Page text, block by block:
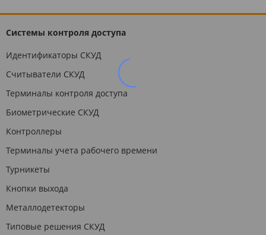
Системы контроля доступа
Идентификаторы СКУД
Считыватели СКУД
Терминалы контроля доступа
Биометрические СКУД
Контроллеры
Терминалы учета рабочего времени
Турникеты
Кнопки выхода
Металлодетекторы
Типовые решения СКУД